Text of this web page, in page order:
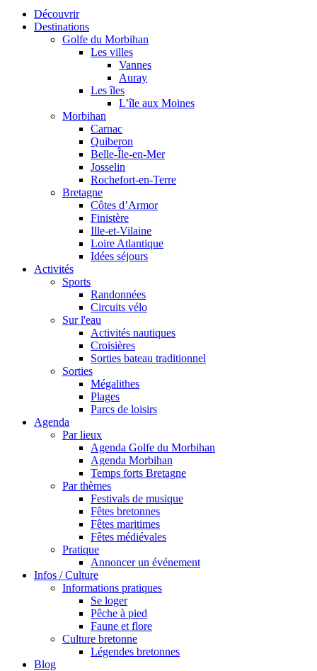
Découvrir
Destinations
Golfe du Morbihan
Les villes
Vannes
Auray
Les îles
L’île aux Moines
Morbihan
Carnac
Quiberon
Belle-Île-en-Mer
Josselin
Rochefort-en-Terre
Bretagne
Côtes d’Armor
Finistère
Ille-et-Vilaine
Loire Atlantique
Idées séjours
Activités
Sports
Randonnées
Circuits vélo
Sur l'eau
Activités nautiques
Croisières
Sorties bateau traditionnel
Sorties
Mégalithes
Plages
Parcs de loisirs
Agenda
Par lieux
Agenda Golfe du Morbihan
Agenda Morbihan
Temps forts Bretagne
Par thèmes
Festivals de musique
Fêtes bretonnes
Fêtes maritimes
Fêtes médiévales
Pratique
Annoncer un événement
Infos / Culture
Informations pratiques
Se loger
Pêche à pied
Faune et flore
Culture bretonne
Légendes bretonnes
Blog